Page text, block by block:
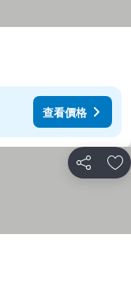
查看價格
分享 加